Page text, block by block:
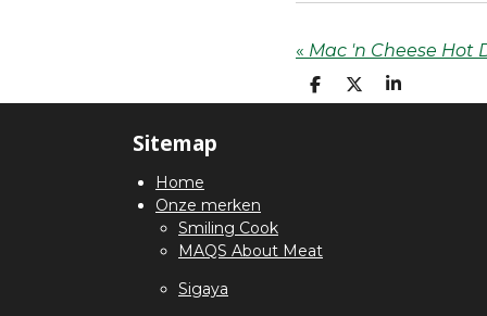
« Mac 'n Cheese Hot
D
E
D
E
S
H
Sitemap
Home
Onze merken
Smiling Cook
MAQS About Meat
Sigaya